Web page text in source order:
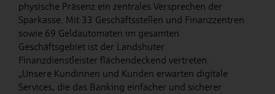
physische Präsenz ein zentrales Versprechen der
Sparkasse. Mit 33 Geschäftsstellen und Finanzzentren
sowie 69 Geldautomaten im gesamten
Geschäftsgebiet ist der Landshuter
Finanzdienstleister flächendeckend vertreten.
„Unsere Kundinnen und Kunden erwarten digitale
Services, die das Banking einfacher und sicherer